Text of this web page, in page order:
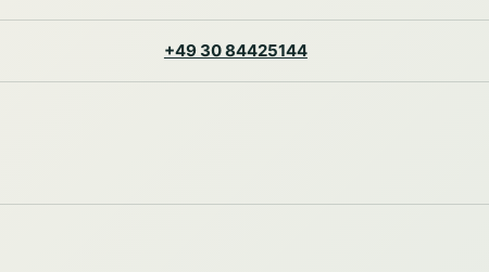
+49 30 84425144